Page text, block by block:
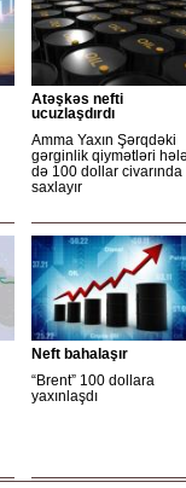
Atəşkəs nefti
ucuzlaşdırdı
Amma Yaxın Şərqdəki
gərginlik qiymətləri
də 100 dollar civarında
saxlayır
Neft bahalaşır
“Brent” 100 dollara
yaxınlaşdı